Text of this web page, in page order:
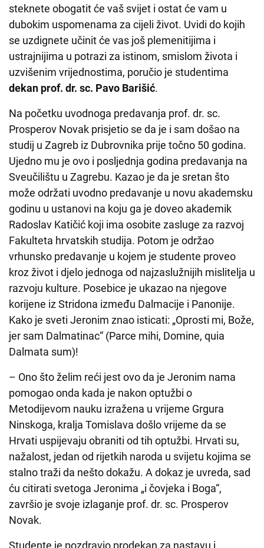
steknete obogatit će vaš svijet i ostat će vam u
dubokim uspomenama za cijeli život. Uvidi do kojih
se uzdignete učinit će vas još plemenitijima i
ustrajnijima u potrazi za istinom, smislom života i
uzvišenim vrijednostima, poručio je studentima
dekan prof. dr. sc. Pavo Barišić.
Na početku uvodnoga predavanja prof. dr. sc.
Prosperov Novak prisjetio se da je i sam došao na
studij u Zagreb iz Dubrovnika prije točno 50 godina.
Ujedno mu je ovo i posljednja godina predavanja na
Sveučilištu u Zagrebu. Kazao je da je sretan što
može održati uvodno predavanje u novu akademsku
godinu u ustanovi na koju ga je doveo akademik
Radoslav Katičić koji ima osobite zasluge za razvoj
Fakulteta hrvatskih studija. Potom je održao
vrhunsko predavanje u kojem je studente proveo
kroz život i djelo jednoga od najzaslužnijih mislitelja u
razvoju kulture. Posebice je ukazao na njegove
korijene iz Stridona između Dalmacije i Panonije.
Kako je sveti Jeronim znao isticati: „Oprosti mi, Bože,
jer sam Dalmatinac“ (Parce mihi, Domine, quia
Dalmata sum)!
– Ono što želim reći jest ovo da je Jeronim nama
pomogao onda kada je nakon optužbi o
Metodijevom nauku izražena u vrijeme Grgura
Ninskoga, kralja Tomislava došlo vrijeme da se
Hrvati uspijevaju obraniti od tih optužbi. Hrvati su,
nažalost, jedan od rijetkih naroda u svijetu kojima se
stalno traži da nešto dokažu. A dokaz je uvreda, sad
ću citirati svetoga Jeronima „i čovjeka i Boga“,
završio je svoje izlaganje prof. dr. sc. Prosperov
Novak.